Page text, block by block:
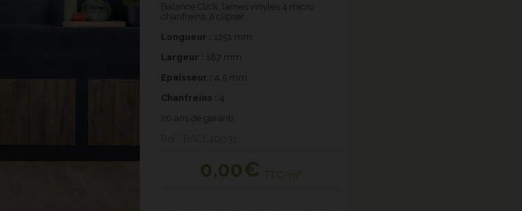
Balance Click, lames vinyles 4 micro
chanfreins, à clipser
Longueur : 1251 mm
Largeur : 187 mm
Epaisseur : 4,5 mm
Chanfreins : 4
20 ans de garanti
0,00€ TTC/m²